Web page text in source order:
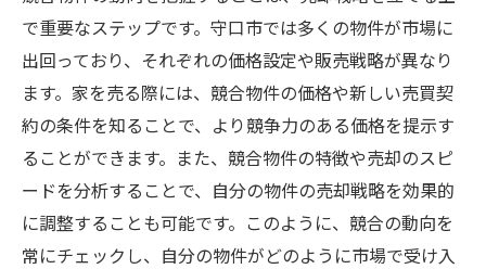
で重要なステップです。守口市では多くの物件が市場に
出回っており、それぞれの価格設定や販売戦略が異なり
ます。家を売る際には、競合物件の価格や新しい売買契
約の条件を知ることで、より競争力のある価格を提示す
ることができます。また、競合物件の特徴や売却のスピ
ードを分析することで、自分の物件の売却戦略を効果的
に調整することも可能です。このように、競合の動向を
常にチェックし、自分の物件がどのように市場で受け入